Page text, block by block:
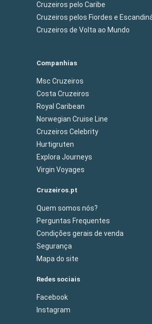
Cruzeiros pelo Caribe
Cruzeiros pelos Fiordes e
Cruzeiros de Volta ao Mundo
Companhias
Msc Cruzeiros
Costa Cruzeiros
Royal Caribean
Norwegian Cruise Line
Cruzeiros Celebrity
Hurtigruten
Explora Journeys
Virgin Voyages
Cruzeiros.pt
Quem somos nós?
Perguntas Frequentes
Condições gerais de venda
Segurança
Mapa do site
Redes sociais
Facebook
Instagram